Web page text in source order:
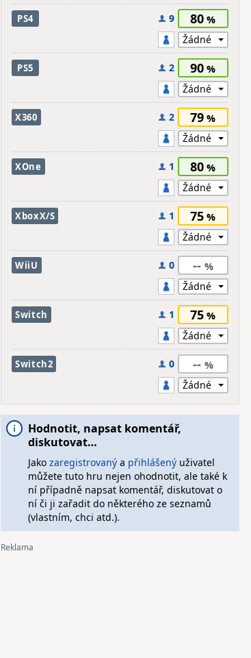
PS4 9 80
PS5 2 90
X360 2 79
XOne 1 80
XboxX/S 1 75
WiiU 0 --
Switch 1 75
Switch2 0 --
Hodnotit, napsat komentář,
diskutovat…
Jako zaregistrovanýa přihlášenýuživatel
můžete tuto hru nejen ohodnotit, ale také k
ní případně napsat komentář, diskutovat o
ní či ji zařadit do některého ze seznamů
(vlastním, chci atd.).